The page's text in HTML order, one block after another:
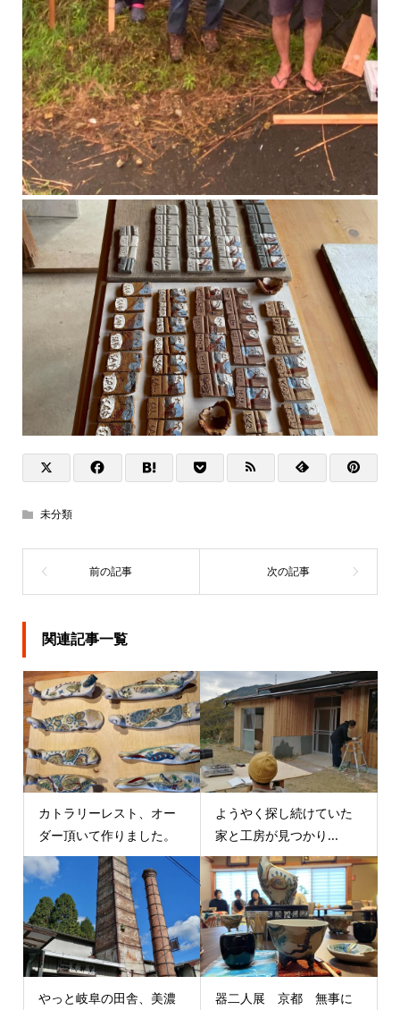
未分類
関連記事一覧
カトラリーレスト、オー
ダー頂いて作りました。
ようやく探し続けていた
家と工房が見つかり...
やっと岐阜の田舎、美濃
器二人展 京都 無事に